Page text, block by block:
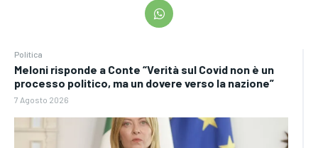
Politica
Meloni risponde a Conte “Verità sul Covid non è un
processo politico, ma un dovere verso la nazione”
7 Agosto 2026